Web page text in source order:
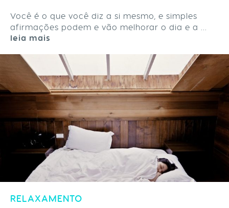
Você é o que você diz a si mesmo, e simples
afirmações podem e vão melhorar o dia e a ...
leia mais
RELAXAMENTO